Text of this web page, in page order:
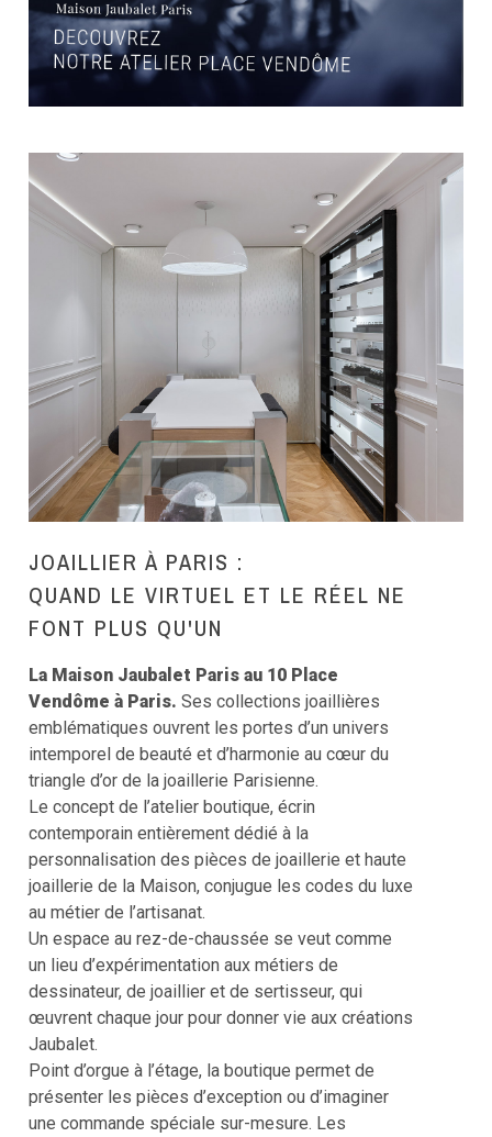
JOAILLIER À PARIS :
QUAND LE VIRTUEL ET LE RÉEL NE
FONT PLUS QU'UN
La Maison Jaubalet Paris au 10 Place
Vendôme à Paris. Ses collections joaillières
emblématiques ouvrent les portes d’un univers
intemporel de beauté et d’harmonie au cœur du
triangle d’or de la joaillerie Parisienne.
Le concept de l’atelier boutique, écrin
contemporain entièrement dédié à la
personnalisation des pièces de joaillerie et haute
joaillerie de la Maison, conjugue les codes du luxe
au métier de l’artisanat.
Un espace au rez-de-chaussée se veut comme
un lieu d’expérimentation aux métiers de
dessinateur, de joaillier et de sertisseur, qui
œuvrent chaque jour pour donner vie aux créations
Jaubalet.
Point d’orgue à l’étage, la boutique permet de
présenter les pièces d’exception ou d’imaginer
une commande spéciale sur-mesure. Les